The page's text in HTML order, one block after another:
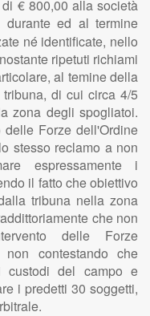
di € 800,00 alla società
durante ed al termine
né identificate, nello
ripetuti richiami
al temine della
di cui circa 4/5
zona degli spogliatoi.
Forze dell'Ordine
stesso reclamo a non
espressamente i
il fatto che obiettivo
tribuna nella zona
che non
delle Forze
non contestando che
custodi del campo e
i predetti 30 soggetti,